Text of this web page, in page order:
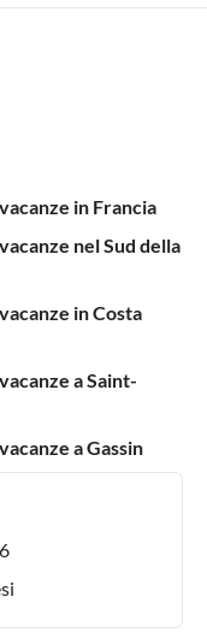
in Francia
nel Sud della
in Costa
a Saint-
a Gassin